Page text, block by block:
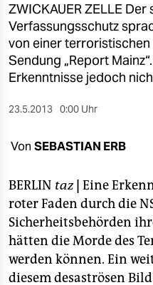
kultur
sport
berlin
nord
wahrheit
verlag
veranstaltungen
shop
fragen & hilfe
ZWICKAUER ZELLE
Verfassungsschutz
von einer
Sendung „Report
Erkenntnisse jedoch
23.5.2013 0:00 Uhr
Von SEBASTIAN ERB
BERLIN taz Eine
roter Faden durch die
Sicherheitsbehörden
hätten die Morde des
werden können. Ein
diesem desaströsen